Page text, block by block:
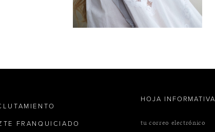
FRANQUICIADO
HOJA INFORMATIVA
tu correo electrónico